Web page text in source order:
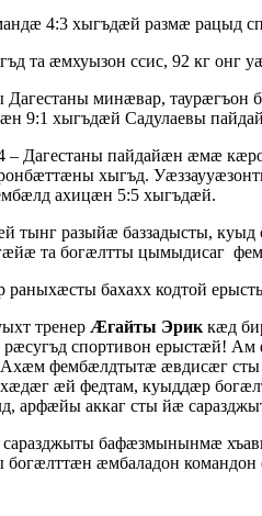
4:3 хыгъдæй размæ рацыд
та æмхуызон ссис, 92 кг онг
Дагестаны минæвар, таурæгъон
9:1 хыгъдæй Садулаевы
– Дагестаны пайдайæн æмæ
хыгъд.
ахицæн 5:5 хыгъдæй.
тынг разыйæ баззадысты,
та богæлтты цымыдисаг
бахахх кодтой
тренер Æгайты Эрик кæд
рæсугъд спортивон ерыстæй!
фембæлдтытæ æвдисæг сты
æй федтам, куыддæр
арфæйы аккаг сты йæ
бафæзмынынмæ
богæлттæн æмбаладон командон